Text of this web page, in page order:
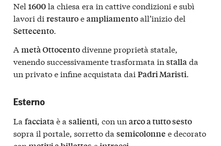
Nel 1600la chiesa era in cattive condizioni e subì
lavori di restauroeampliamentoall’inizio del
Settecento.
A metà Ottocentodivenne proprietà statale,
venendo successivamente trasformata in stalla da
un privato e infine acquistata dai Padri Maristi
Esterno
La facciataè a salienti, con un arco a tutto sesto
sopra il portale, sorretto da semicolonne e decorato